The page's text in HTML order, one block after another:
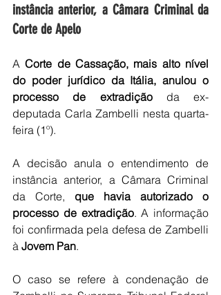
instância anterior, a Câmara Criminal da
Corte de Apelo
A Corte de Cassação, mais alto nível
do poder jurídico da Itália, anulou o
processo de extradição da ex-
deputada Carla Zambelli nesta quarta-
feira (1º).
A decisão anula o entendimento de
instância anterior, a Câmara Criminal
da Corte, que havia autorizado o
processo de extradição. A informação
foi confirmada pela defesa de Zambelli
à Jovem Pan.
O caso se refere à condenação de